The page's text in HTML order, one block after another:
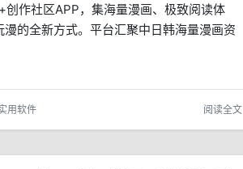
作社区APP，集海量漫画、极致阅读体
的全新方式。平台汇聚中日韩海量漫画资
用软件 阅读全文